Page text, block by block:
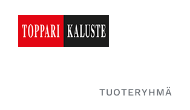
content
TUOTERYHMÄ